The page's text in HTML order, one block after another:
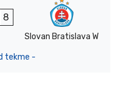
8
Slovan Bratislava W
tekme -